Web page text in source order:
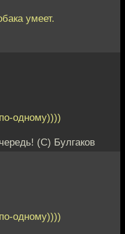
умеет.
одному))))
(С) Булгаков
одному))))